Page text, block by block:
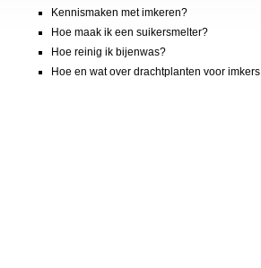
Kennismaken met imkeren?
Hoe maak ik een suikersmelter?
Hoe reinig ik bijenwas?
Hoe en wat over drachtplanten voor imkers